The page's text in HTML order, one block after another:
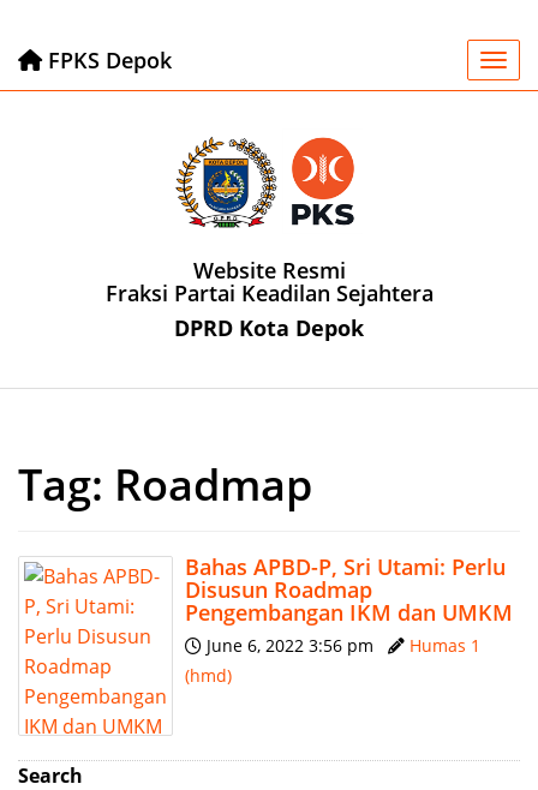
FPKS Depok
Website Resmi
Fraksi Partai Keadilan Sejahtera
DPRD Kota Depok
Tag: Roadmap
Bahas APBD-P, Sri Utami: Perlu
Disusun Roadmap
Pengembangan IKM dan UMKM
June 6, 2022 3:56 pm
Humas 1
(hmd)
Search